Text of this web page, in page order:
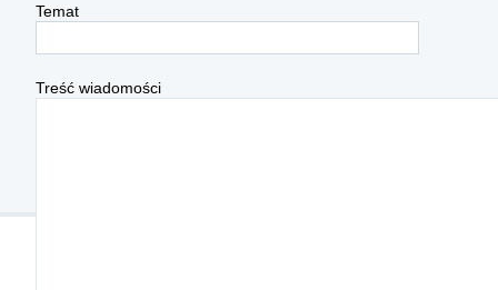
Temat
Treść wiadomości